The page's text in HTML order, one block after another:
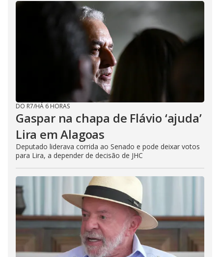
DO R7/HÁ 6 HORAS
Gaspar na chapa de Flávio ‘ajuda’
Lira em Alagoas
Deputado liderava corrida ao Senado e pode deixar votos
para Lira, a depender de decisão de JHC